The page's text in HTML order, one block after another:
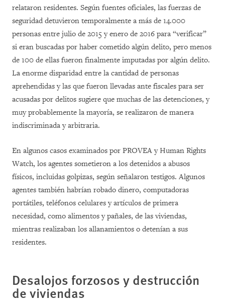
relataron residentes. Según fuentes oficiales, las fuerzas de
seguridad detuvieron temporalmente a más de 14.000
personas entre julio de 2015 y enero de 2016 para “verificar”
si eran buscadas por haber cometido algún delito, pero menos
de 100 de ellas fueron finalmente imputadas por algún delito.
La enorme disparidad entre la cantidad de personas
aprehendidas y las que fueron llevadas ante fiscales para ser
acusadas por delitos sugiere que muchas de las detenciones, y
muy probablemente la mayoría, se realizaron de manera
indiscriminada y arbitraria.
En algunos casos examinados por PROVEA y Human Rights
Watch, los agentes sometieron a los detenidos a abusos
físicos, incluidas golpizas, según señalaron testigos. Algunos
agentes también habrían robado dinero, computadoras
portátiles, teléfonos celulares y artículos de primera
necesidad, como alimentos y pañales, de las viviendas,
mientras realizaban los allanamientos o detenían a sus
residentes.
Desalojos forzosos y destrucción
de viviendas